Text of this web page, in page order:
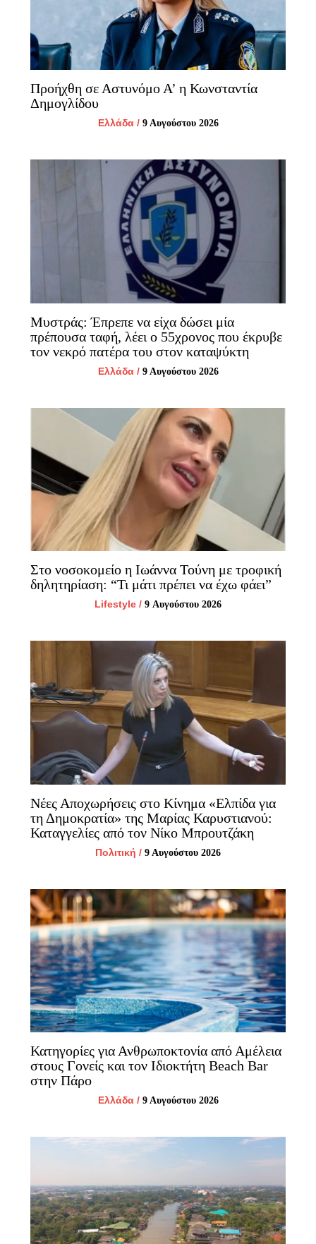
Προήχθη σε Αστυνόμο Α’ η Κωνσταντία
Δημογλίδου
Ελλάδα/ 9 Αυγούστου 2026
Μυστράς: Έπρεπε να είχα δώσει μία
πρέπουσα ταφή, λέει ο 55χρονος που έκρυβε
τον νεκρό πατέρα του στον καταψύκτη
Ελλάδα/ 9 Αυγούστου 2026
Στο νοσοκομείο η Ιωάννα Τούνη με τροφική
δηλητηρίαση: “Τι μάτι πρέπει να έχω φάει”
Lifestyle / 9 Αυγούστου 2026
Νέες Αποχωρήσεις στο Κίνημα «Ελπίδα για
τη Δημοκρατία» της Μαρίας Καρυστιανού:
Καταγγελίες από τον Νίκο Μπρουτζάκη
Πολιτική / 9 Αυγούστου 2026
Κατηγορίες για Ανθρωποκτονία από Αμέλεια
στους Γονείς και τον Ιδιοκτήτη Beach Bar
στην Πάρο
Ελλάδα/ 9 Αυγούστου 2026